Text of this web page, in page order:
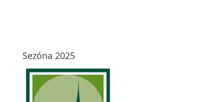
Sezóna 2025